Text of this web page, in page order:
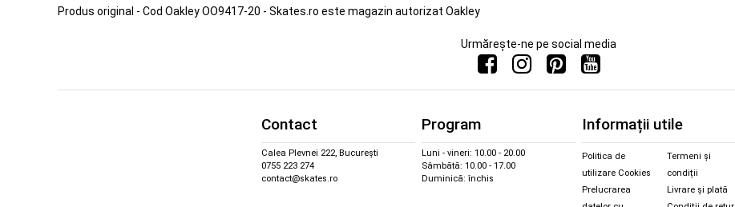
Produs original - Cod Oakley OO9417-20 - Skates.ro este magazin autorizat Oakley
Urmărește-ne pe social media
Contact
Calea Plevnei 222, București
0755 223 274
contact@skates.ro
Program
Luni - vineri: 10.00 - 20.00
Sâmbătă: 10.00 - 17.00
Duminică: închis
Informații utile
Politica de
utilizare Cookies
Prelucrarea
Termeni și
condiții
Livrare și plată